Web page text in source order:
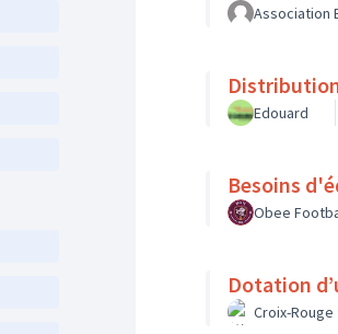
Association
Edouard
Besoins
Obee
Dotation
Croix-